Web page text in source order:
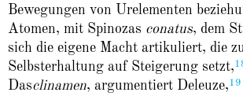
Bewegungen von Urelementen
Atomen, mit Spinozas conatus, dem
sich die eigene Macht artikuliert, die
Selbsterhaltung auf Steigerung setzt,
Dasclinamen, argumentiert Deleuze,19